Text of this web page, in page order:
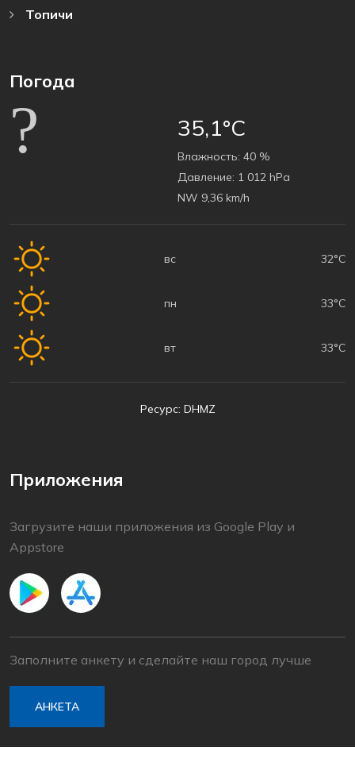
Топичи
Погода
35,1°C
Bлажность: 40 %
Давление: 1 012 hPa
NW 9,36 km/h
вс 32°C
пн 33°C
вт 33°C
Ресурс: DHMZ
Приложения
Загрузите наши приложения из Google Play и
Appstore
Заполните анкету и сделайте наш город лучше
АНКЕТА